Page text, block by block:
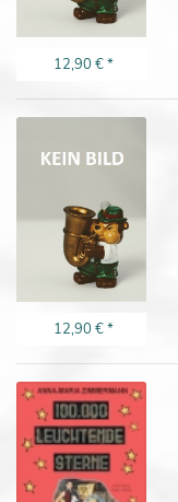
12,90 €*
12,90 €*